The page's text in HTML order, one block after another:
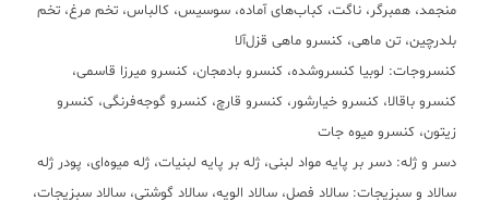
منجمد، همبرگر، ناگت، کباب‌های آماده، سوسیس، کالباس، تخم مرغ، تخم
بلدرچین، تن ماهی، کنسرو ماهی قزل‌آلا
کنسروجات: لوبیا کنسروشده، کنسرو بادمجان، کنسرو میرزا قاسمی،
کنسرو باقالا، کنسرو خیارشور، کنسرو قارچ، کنسرو گوجه‌فرنگی، کنسرو
زیتون، کنسرو میوه جات
دسر و ژله: دسر بر پایه مواد لبنی، ژله بر پایه لبنيات، ژله میوه‌ای، پودر ژله
سالاد و سبزیجات: سالاد فصل، سالاد الويه، سالاد گوشتی، سالاد سبزیجات،